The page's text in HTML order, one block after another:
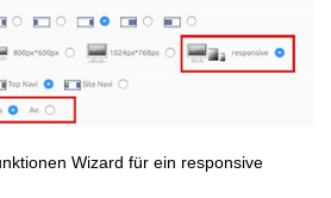
Wizard für ein responsive